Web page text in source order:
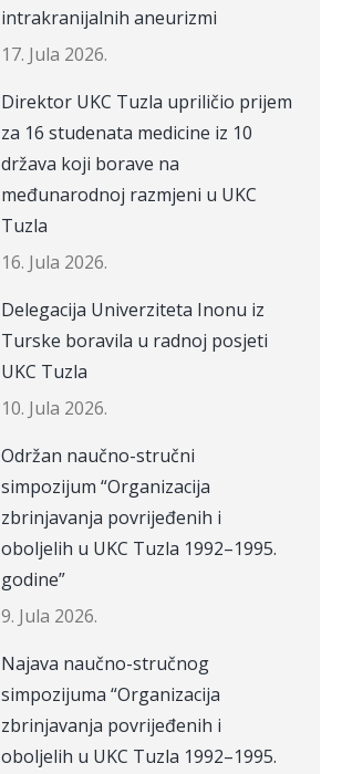
intrakranijalnih aneurizmi
17. Jula 2026.
Direktor UKC Tuzla upriličio prijem
za 16 studenata medicine iz 10
država koji borave na
međunarodnoj razmjeni u UKC
Tuzla
16. Jula 2026.
Delegacija Univerziteta Inonu iz
Turske boravila u radnoj posjeti
UKC Tuzla
10. Jula 2026.
Održan naučno-stručni
simpozijum “Organizacija
zbrinjavanja povrijeđenih i
oboljelih u UKC Tuzla 1992–1995.
godine”
9. Jula 2026.
Najava naučno-stručnog
simpozijuma “Organizacija
zbrinjavanja povrijeđenih i
oboljelih u UKC Tuzla 1992–1995.